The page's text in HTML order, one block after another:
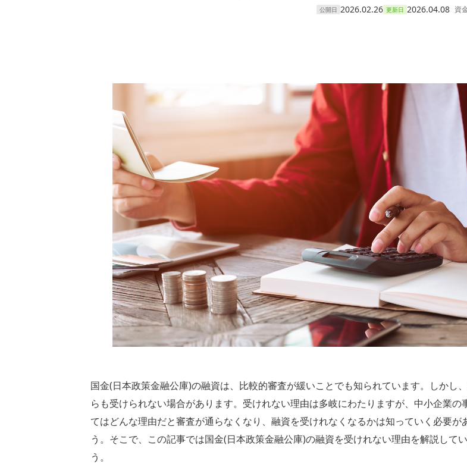
公開日 2026.02.26 更新日 2026.04.08 資
国金(日本政策金融公庫)の融資は、比較的審査が緩いことでも知られています。しかし
らも受けられない場合があります。受けれない理由は多岐にわたりますが、中小企業の
てはどんな理由だと審査が通らなくなり、融資を受けれなくなるかは知っていく必要が
う。そこで、この記事では国金(日本政策金融公庫)の融資を受けれない理由を解説して
う。